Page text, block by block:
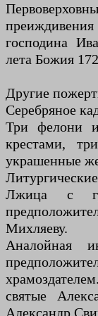
господина
лета Божия
Другие
Серебряное
Три фелони
крестами,
украшенные
Лжица с
Михляеву.
Аналойная
святые
Александр